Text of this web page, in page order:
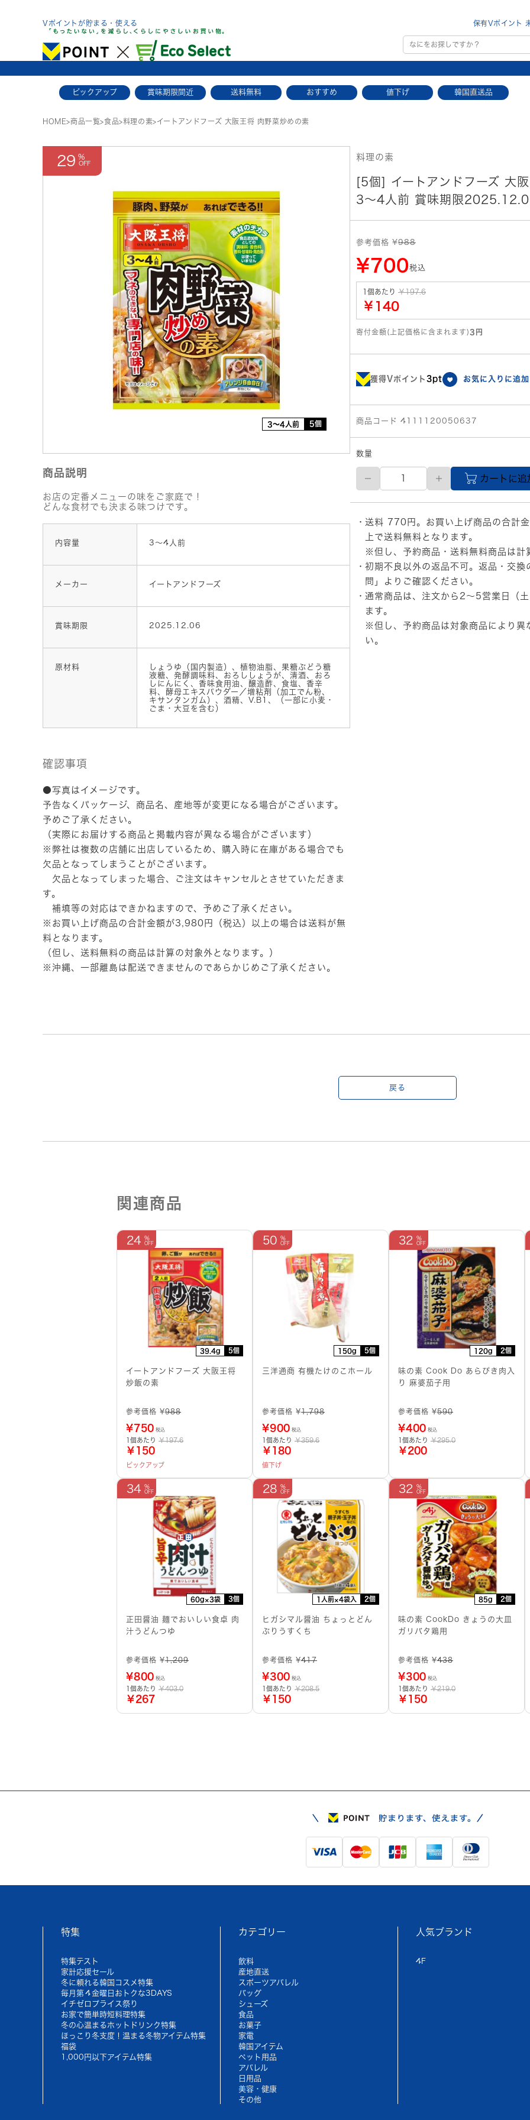
Vポイントが貯まる・使える 保有Vポイント
ピックアップ 賞味期限間近 送料無料 おすすめ 値下げ 韓国直送品
HOME>商品一覧>食品>料理の素>イートアンドフーズ 大阪王将 肉野菜炒めの素
29
3～4人前 5個
商品説明
お店の定番メニューの味をご家庭で！
どんな食材でも決まる味つけです。
内容量 3～4人前
メーカー イートアンドフーズ
賞味期限 2025.12.06
原材料
しょうゆ（国内製造）、植物油脂、果糖ぶどう糖
液糖、発酵調味料、おろししょうが、清酒、おろ
しにんにく、香味食用油、醸造酢、食塩、香辛
料、酵母エキスパウダー／増粘剤（加工でん粉、
キサンタンガム）、酒精、V.B1、（一部に小麦・
ごま・大豆を含む）
確認事項
●写真はイメージです。
予告なくパッケージ、商品名、産地等が変更になる場合がございます。
予めご了承ください。
（実際にお届けする商品と掲載内容が異なる場合がございます）
※弊社は複数の店舗に出店しているため、購入時に在庫がある場合でも
欠品となってしまうことがございます。
欠品となってしまった場合、ご注文はキャンセルとさせていただきま
す。
補填等の対応はできかねますので、予めご了承ください。
※お買い上げ商品の合計金額が3,980円（税込）以上の場合は送料が無
料となります。
（但し、送料無料の商品は計算の対象外となります。）
※沖縄、一部離島は配送できませんのであらかじめご了承ください。
料理の素
[5個] イートアンドフーズ 大
3～4人前 賞味期限
参考価格 ¥988
¥700税込
1個あたり ￥197.6
￥140
寄付金額(上記価格に含まれます) 3円
獲得Vポイント 3pt お気に入りに追
商品コード 4111120050637
数量
イ
ト
ア
ド
フ
ー
ズ
大
阪
将
肉
野
菜
カートに追
送料 770円。お買い上げ商品の合計
上で送料無料となります。
※但し、予約商品・送料無料商品は計
初期不良以外の返品不可。返品・交換
問」
よりご確認ください。
通常商品は、注文から2～5営業日（
ます。
※但し、予約商品は対象商品により異
い。
戻る
関連商品
39.4g 5個
24
イートアンドフーズ 大阪王将
炒飯の素
参考価格 ¥988
¥750 税込
1個あたり ￥197.6
￥150
ピックアップ
150g 5個
50
三洋通商 有機たけのこホール
参考価格 ¥1,798
¥900 税込
1個あたり ￥359.6
￥180
値下げ
120g 2個
32
味の素 Cook Do あらびき肉入
り 麻婆茄子用
参考価格 ¥590
¥400 税込
1個あたり ￥295.0
￥200
60g×3袋 3個
34
正田醤油 麺でおいしい食卓 肉
汁うどんつゆ
参考価格 ¥1,209
¥800 税込
1個あたり ￥403.0
￥267
1人前×4袋入 2個
28
ヒガシマル醤油 ちょっとどん
ぶりうすくち
参考価格 ¥417
¥300 税込
1個あたり ￥208.5
￥150
85g 2個
32
味の素 CookDo きょうの大皿
ガリバタ鶏用
参考価格 ¥438
¥300 税込
1個あたり ￥219.0
￥150
特集
特集テスト
家計応援セール
冬に頼れる韓国コスメ特集
毎月第４金曜日おトクな3DAYS
イチゼロプライス祭り
お家で簡単時短料理特集
冬の心温まるホットドリンク特集
ほっこり冬支度！温まる冬物アイテム特集
福袋
1,000円以下アイテム特集
カテゴリー
飲料
産地直送
スポーツアパレル
バッグ
シューズ
食品
お菓子
家電
韓国アイテム
ペット用品
アパレル
日用品
美容・健康
その他
人気ブランド
4F